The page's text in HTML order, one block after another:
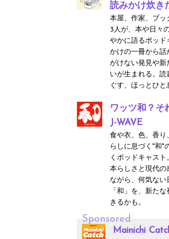
読みかけ炊き
本屋、作家、ブッ
3人が、本や日々
やかに語るポッド
かけの一冊から話
がけない発見や新
いが生まれる。読
ぐす、ほっとひと
ワッツ和？そ
J-WAVE
食や衣、色、香り
らしに息づく"和"
くポッドキャスト
本らしさと現代の
ながら、何気ない
「和」を、新た
きるかも。
Sponsored
Mainichi